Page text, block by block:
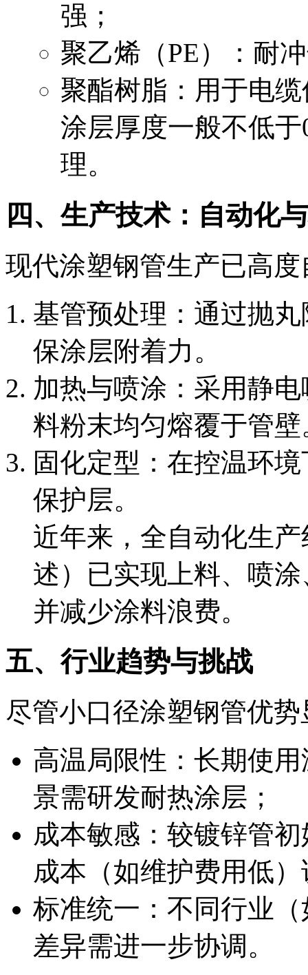
强；
聚乙烯（PE）：耐
聚酯树脂：用于电
涂层厚度一般不低
理。
四、生产技术：自动化
现代涂塑钢管生产已高
基管预处理：通过抛
保涂层附着力。
加热与喷涂：采用静
料粉末均匀熔覆于管壁
固化定型：在控温环
保护层。
近年来，全自动化生产
述）已实现上料、喷
并减少涂料浪费。
五、行业趋势与挑战
尽管小口径涂塑钢管优
高温局限性：长期使
景需研发耐热涂层；
成本敏感：较镀锌管
成本（如维护费用低
标准统一：不同行业（
差异需进一步协调。